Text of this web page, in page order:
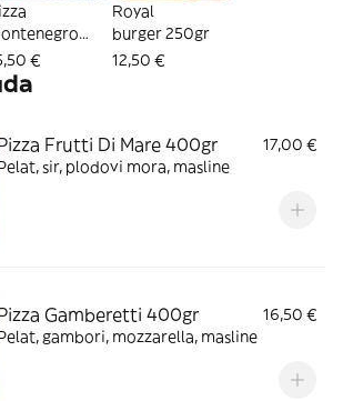
€
Royal
burger 250gr
12,50 €
Frutti Di Mare 400gr
17,00 €
sir, plodovi mora, masline
Gamberetti 400gr
16,50 €
gambori, mozzarella, masline